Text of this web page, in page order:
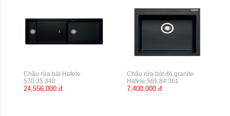
Chậu rửa bát Hafele
570.35.340
24,556,000 đ
Chậu rửa bát đá granite
Hafele 565.84.361
7,400,000 đ